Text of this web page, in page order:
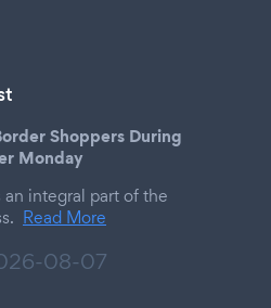
Shoppers During
Monday
integral part of the
Read More
08-07